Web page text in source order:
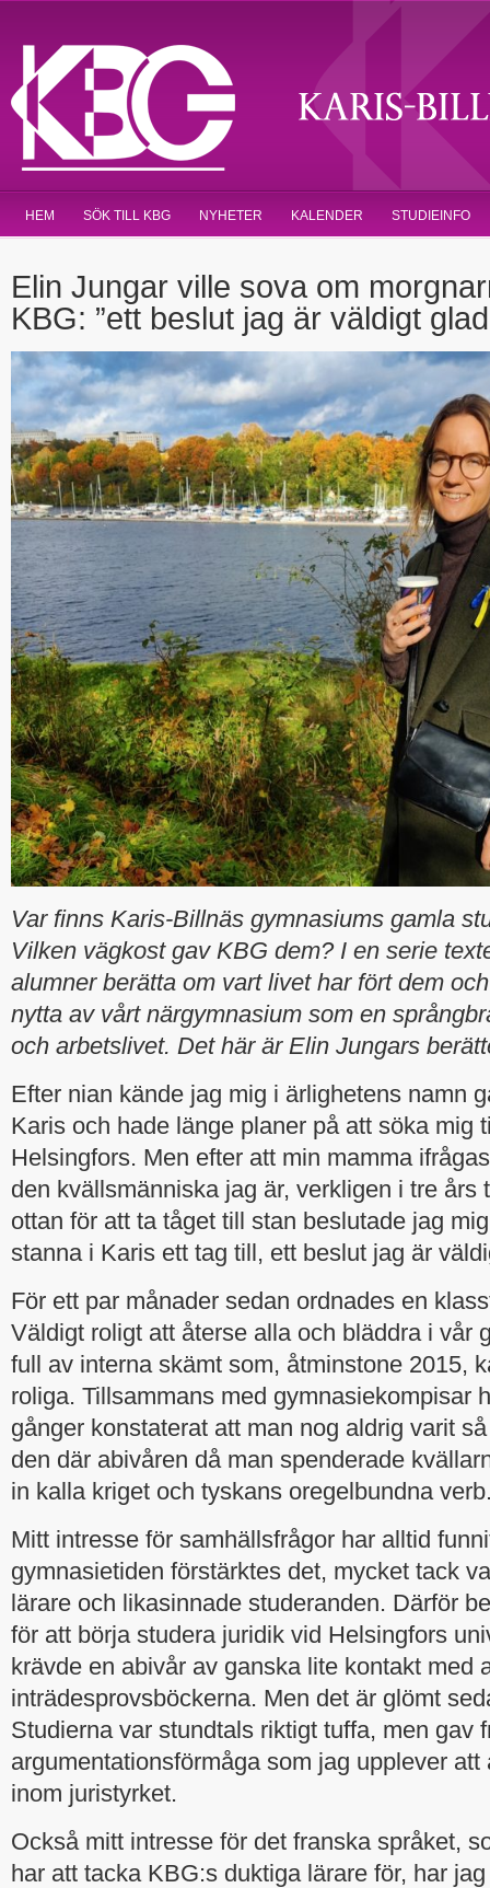
HEM SÖK TILL KBG NYHETER KALENDER STUDIEINFO
Elin Jungar ville sova om
KBG: ”ett beslut jag är väldigt
Var finns Karis-Billnäs gymnasiums gamla
Vilken vägkost gav KBG dem? I en serie
alumner berätta om vart livet har fört dem
nytta av vårt närgymnasium som en
och arbetslivet. Det här är Elin Jungars
Efter nian kände jag mig i ärlighetens namn
Karis och hade länge planer på att söka mig
Helsingfors. Men efter att min mamma
den kvällsmänniska jag är, verkligen i tre års
ottan för att ta tåget till stan beslutade jag
stanna i Karis ett tag till, ett beslut jag är
För ett par månader sedan ordnades en
Väldigt roligt att återse alla och bläddra i vår
full av interna skämt som, åtminstone 2015,
roliga. Tillsammans med gymnasiekompisar
gånger konstaterat att man nog aldrig varit
den där abivåren då man spenderade
in kalla kriget och tyskans oregelbundna
Mitt intresse för samhällsfrågor har alltid
gymnasietiden förstärktes det, mycket tack
lärare och likasinnade studeranden. Därför
för att börja studera juridik vid Helsingfors
krävde en abivår av ganska lite kontakt med
inträdesprovsböckerna. Men det är glömt
Studierna var stundtals riktigt tuffa, men gav
argumentationsförmåga som jag upplever att
inom juristyrket.
Också mitt intresse för det franska språket,
har att tacka KBG:s duktiga lärare för, har